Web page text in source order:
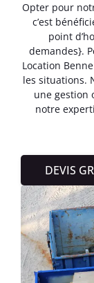
Opter pour
c’est
point
demandes}.
Location
les situations.
une gestion
notre
DEVIS